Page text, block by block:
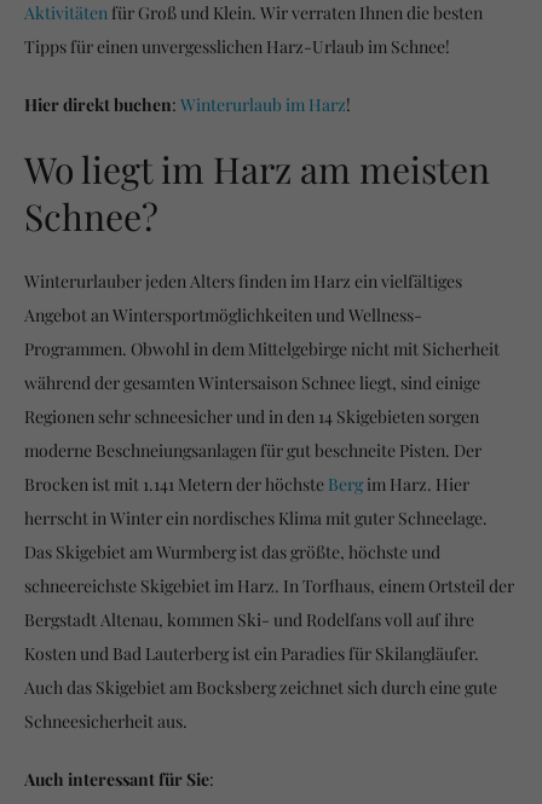
Aktivitäten für Groß und Klein. Wir verraten Ihnen die besten
Tipps für einen unvergesslichen Harz-Urlaub im Schnee!
Hier direkt buchen: Winterurlaub im Harz!
Wo liegt im Harz am meisten
Schnee?
Winterurlauber jeden Alters finden im Harz ein vielfältiges
Angebot an Wintersportmöglichkeiten und Wellness-
Programmen. Obwohl in dem Mittelgebirge nicht mit Sicherheit
während der gesamten Wintersaison Schnee liegt, sind einige
Regionen sehr schneesicher und in den 14 Skigebieten sorgen
moderne Beschneiungsanlagen für gut beschneite Pisten. Der
Brocken ist mit 1.141 Metern der höchste Berg im Harz. Hier
herrscht in Winter ein nordisches Klima mit guter Schneelage.
Das Skigebiet am Wurmberg ist das größte, höchste und
schneereichste Skigebiet im Harz. In Torfhaus, einem Ortsteil der
Bergstadt Altenau, kommen Ski- und Rodelfans voll auf ihre
Kosten und Bad Lauterberg ist ein Paradies für Skilangläufer.
Auch das Skigebiet am Bocksberg zeichnet sich durch eine gute
Schneesicherheit aus.
Auch interessant für Sie: